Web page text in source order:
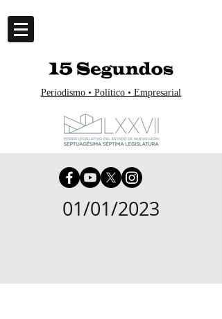
Periodismo • Político • Empresarial
01/01/2023